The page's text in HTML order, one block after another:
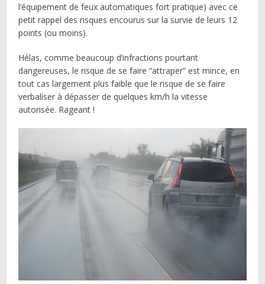
l’équipement de feux automatiques fort pratique) avec ce
petit rappel des risques encourus sur la survie de leurs 12
points (ou moins).
Hélas, comme beaucoup d’infractions pourtant
dangereuses, le risque de se faire “attraper” est mince, en
tout cas largement plus faible que le risque de se faire
verbaliser à dépasser de quelques km/h la vitesse
autorisée. Rageant !